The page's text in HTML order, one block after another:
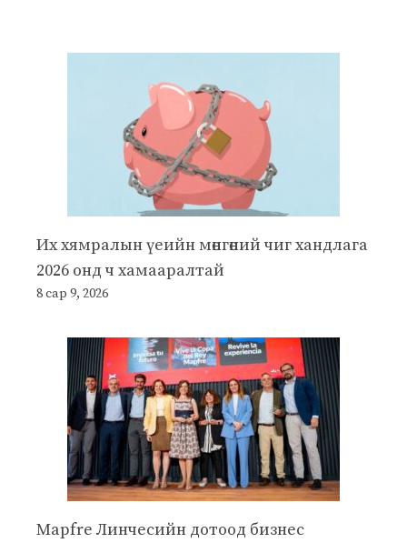
Их хямралын үеийн мөнгөний чиг хандлага
2026 онд ч хамааралтай
8 сар 9, 2026
Mapfre Линчесийн дотоод бизнес